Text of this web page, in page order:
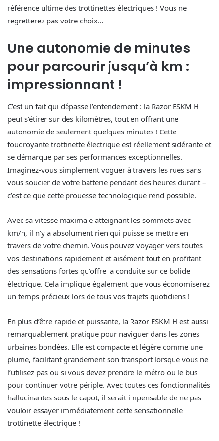
référence ultime des trottinettes électriques ! Vous ne
regretterez pas votre choix…
Une autonomie de minutes
pour parcourir jusqu’à km :
impressionnant !
C’est un fait qui dépasse l’entendement : la Razor ESKM H
peut s’étirer sur des kilomètres, tout en offrant une
autonomie de seulement quelques minutes ! Cette
foudroyante trottinette électrique est réellement sidérante et
se démarque par ses performances exceptionnelles.
Imaginez-vous simplement voguer à travers les rues sans
vous soucier de votre batterie pendant des heures durant –
c’est ce que cette prouesse technologique rend possible.
Avec sa vitesse maximale atteignant les sommets avec
km/h, il n’y a absolument rien qui puisse se mettre en
travers de votre chemin. Vous pouvez voyager vers toutes
vos destinations rapidement et aisément tout en profitant
des sensations fortes qu’offre la conduite sur ce bolide
électrique. Cela implique également que vous économiserez
un temps précieux lors de tous vos trajets quotidiens !
En plus d’être rapide et puissante, la Razor ESKM H est aussi
remarquablement pratique pour naviguer dans les zones
urbaines bondées. Elle est compacte et légère comme une
plume, facilitant grandement son transport lorsque vous ne
l’utilisez pas ou si vous devez prendre le métro ou le bus
pour continuer votre périple. Avec toutes ces fonctionnalités
hallucinantes sous le capot, il serait impensable de ne pas
vouloir essayer immédiatement cette sensationnelle
trottinette électrique !